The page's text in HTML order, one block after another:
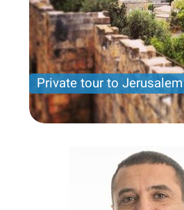
Private tour to Jerusalem
Private tour for only 790 USD